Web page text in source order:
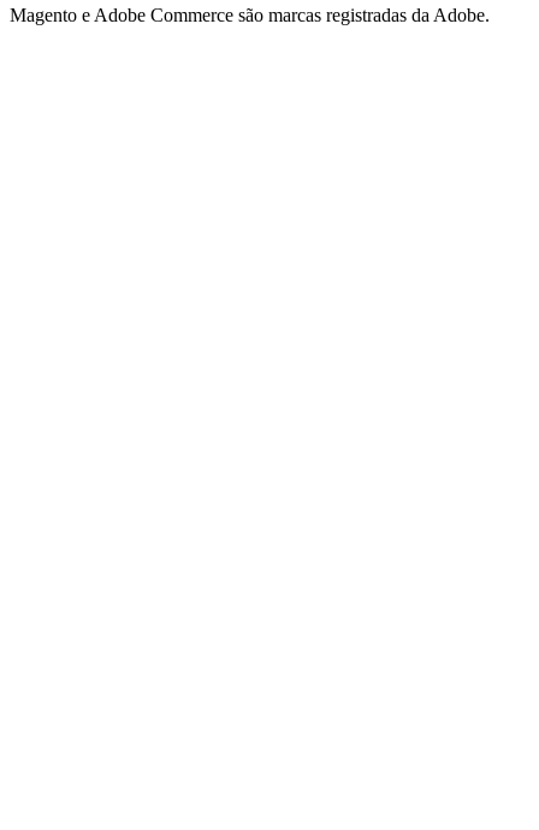
Magento e Adobe Commerce são marcas registradas da Adobe.